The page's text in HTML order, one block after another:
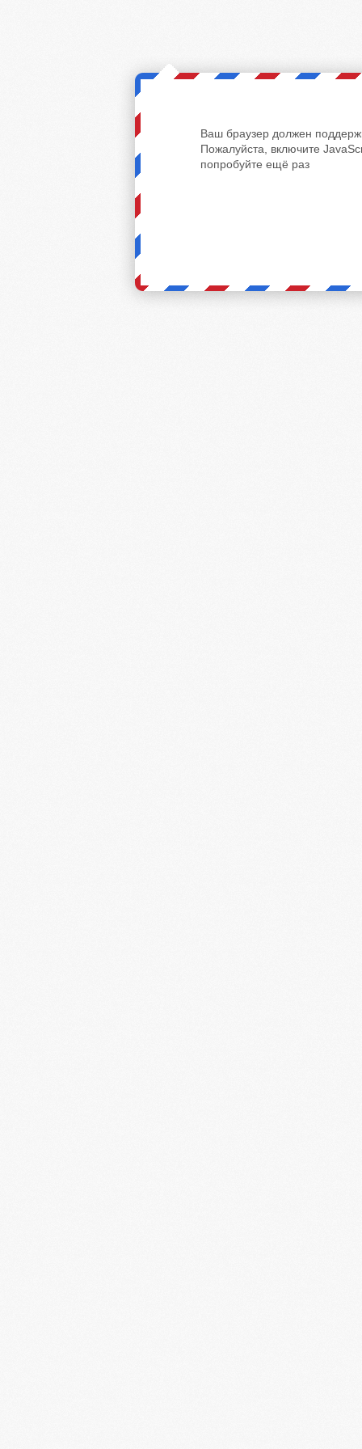
Ваш браузер должен
Пожалуйста, включите
попробуйте ещё раз